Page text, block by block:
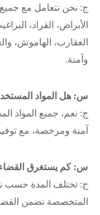
ج: نحن نتعامل مع
الأبراص، القراد،
العقارب، الهاموش،
وآمنة.
س: هل المواد
ج: نعم، جميع المواد
آمنة ومرخصة، مع
س: كم يستغرق
ج: تختلف المدة حسب
المتخصصة تضمن